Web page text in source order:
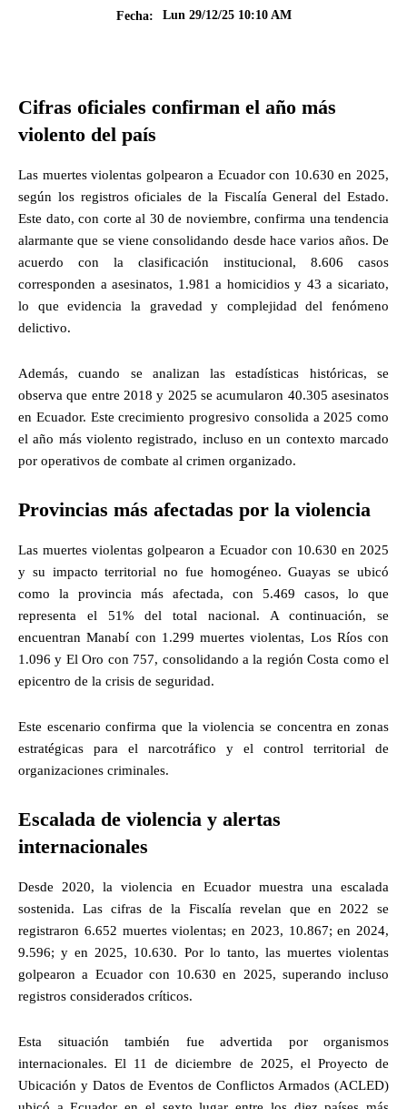
Fecha:
Lun 29/12/25 10:10 AM
Cifras oficiales confirman el año más
violento del país
Las muertes violentas golpearon a Ecuador con 10.630 en 2025,
según los registros oficiales de la Fiscalía General del Estado.
Este dato, con corte al 30 de noviembre, confirma una tendencia
alarmante que se viene consolidando desde hace varios años. De
acuerdo con la clasificación institucional, 8.606 casos
corresponden a asesinatos, 1.981 a homicidios y 43 a sicariato,
lo que evidencia la gravedad y complejidad del fenómeno
delictivo.
Además, cuando se analizan las estadísticas históricas, se
observa que entre 2018 y 2025 se acumularon 40.305 asesinatos
en Ecuador. Este crecimiento progresivo consolida a 2025 como
el año más violento registrado, incluso en un contexto marcado
por operativos de combate al crimen organizado.
Provincias más afectadas por la violencia
Las muertes violentas golpearon a Ecuador con 10.630 en 2025
y su impacto territorial no fue homogéneo. Guayas se ubicó
como la provincia más afectada, con 5.469 casos, lo que
representa el 51% del total nacional. A continuación, se
encuentran Manabí con 1.299 muertes violentas, Los Ríos con
1.096 y El Oro con 757, consolidando a la región Costa como el
epicentro de la crisis de seguridad.
Este escenario confirma que la violencia se concentra en zonas
estratégicas para el narcotráfico y el control territorial de
organizaciones criminales.
Escalada de violencia y alertas
internacionales
Desde 2020, la violencia en Ecuador muestra una escalada
sostenida. Las cifras de la Fiscalía revelan que en 2022 se
registraron 6.652 muertes violentas; en 2023, 10.867; en 2024,
9.596; y en 2025, 10.630. Por lo tanto, las muertes violentas
golpearon a Ecuador con 10.630 en 2025, superando incluso
registros considerados críticos.
Esta situación también fue advertida por organismos
internacionales. El 11 de diciembre de 2025, el Proyecto de
Ubicación y Datos de Eventos de Conflictos Armados (ACLED)